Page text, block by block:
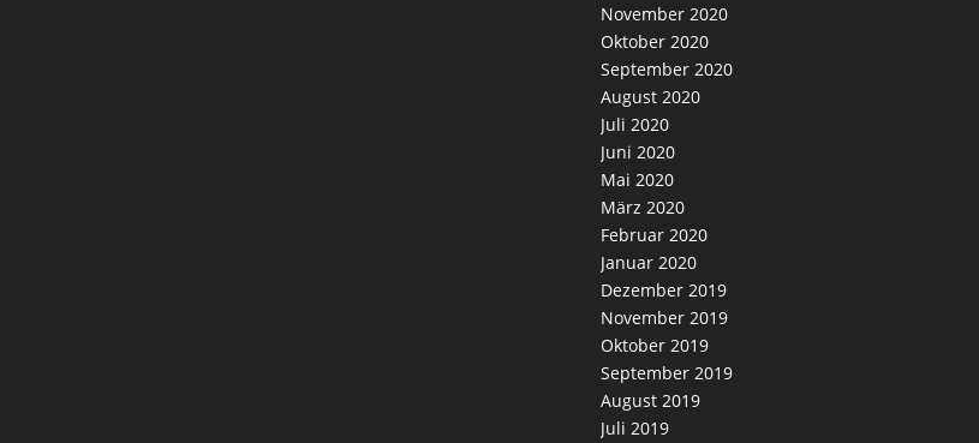
November 2020
Oktober 2020
September 2020
August 2020
Juli 2020
Juni 2020
Mai 2020
März 2020
Februar 2020
Januar 2020
Dezember 2019
November 2019
Oktober 2019
September 2019
August 2019
Juli 2019